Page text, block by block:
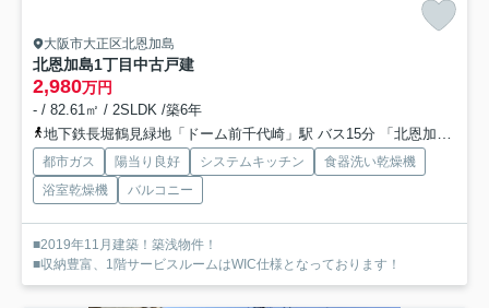
大阪市大正区北恩加島
北恩加島1丁目中古戸建
2,980万円
- / 82.61㎡ / 2SLDK /築6年
地下鉄長堀鶴見緑地「ドーム前千代崎」駅 バス15分 「北恩加島」 停歩2分
都市ガス 陽当り良好 システムキッチン
食器洗い乾燥機
浴室乾燥機
バルコニー
■2019年11月建築！築浅物件！
■収納豊富、1階サービスルームはWIC仕様となっております！